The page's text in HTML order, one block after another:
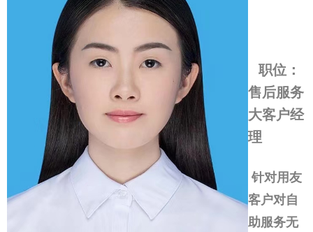
职位：
售后服务
大客户经
理
针对用友
客户对自
助服务无